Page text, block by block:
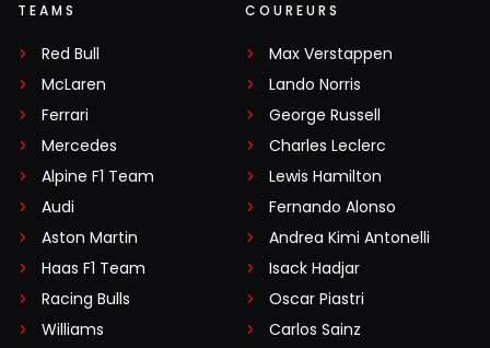
TEAMS
Red Bull
McLaren
Ferrari
Mercedes
Alpine F1 Team
Audi
Aston Martin
Haas F1 Team
Racing Bulls
Williams
COUREURS
Max Verstappen
Lando Norris
George Russell
Charles Leclerc
Lewis Hamilton
Fernando Alonso
Andrea Kimi Antonelli
Isack Hadjar
Oscar Piastri
Carlos Sainz